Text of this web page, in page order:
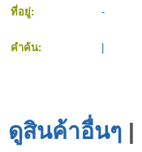
ที่อยู่:
-
คำค้น:
ดูสินค้าอื่นๆ |